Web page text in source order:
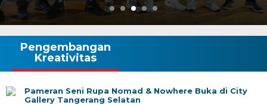
Pengembangan
Kreativitas
Pameran Seni Rupa Nomad & Nowhere Buka di City
Gallery Tangerang Selatan